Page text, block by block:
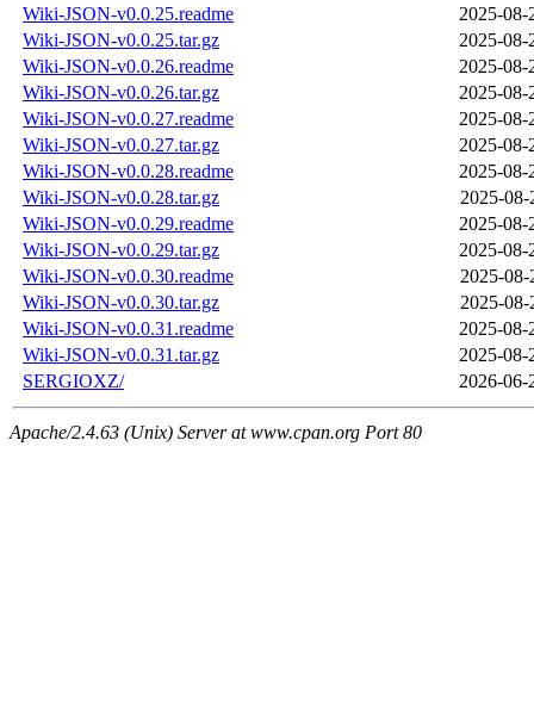
Wiki-JSON-v0.0.25.readme
2025-08-
Wiki-JSON-v0.0.25.tar.gz
2025-08-
Wiki-JSON-v0.0.26.readme
2025-08-
Wiki-JSON-v0.0.26.tar.gz
2025-08-
Wiki-JSON-v0.0.27.readme
2025-08-
Wiki-JSON-v0.0.27.tar.gz
2025-08-
Wiki-JSON-v0.0.28.readme
2025-08-
Wiki-JSON-v0.0.28.tar.gz
2025-08-
Wiki-JSON-v0.0.29.readme
2025-08-
Wiki-JSON-v0.0.29.tar.gz
2025-08-
Wiki-JSON-v0.0.30.readme
2025-08-
Wiki-JSON-v0.0.30.tar.gz
2025-08-
Wiki-JSON-v0.0.31.readme
2025-08-
Wiki-JSON-v0.0.31.tar.gz
2025-08-
SERGIOXZ/
2026-06-
Apache/2.4.63 (Unix) Server at www.cpan.org Port 80